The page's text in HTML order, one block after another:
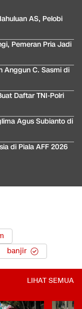
AS, Pelobi
Pemeran Pria Jadi
Anggun C. Sasmi di
Daftar TNI-Polri
Agus Subianto di
di Piala AFF 2026
banjir
LIHAT SEMUA